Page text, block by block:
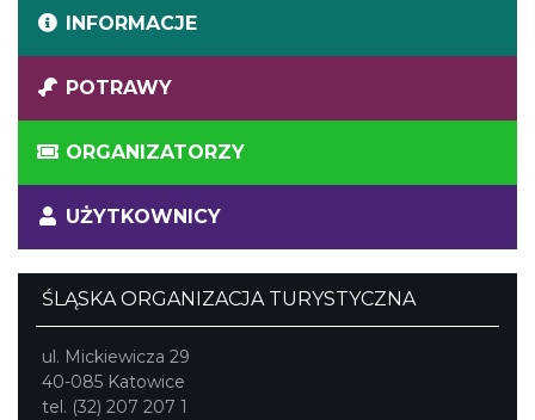
INFORMACJE
POTRAWY
ORGANIZATORZY
UŻYTKOWNICY
ŚLĄSKA ORGANIZACJA TURYSTYCZNA
ul. Mickiewicza 29
40-085 Katowice
tel. (32) 207 207 1